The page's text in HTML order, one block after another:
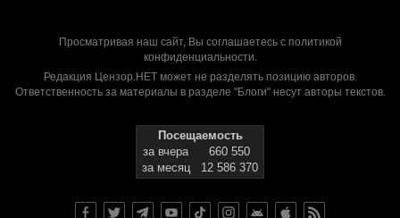
Просматривая наш сайт, Вы соглашаетесь с политикой
конфиденциальности.
Редакция Цензор.НЕТ может не разделять позицию авторов.
Ответственность за материалы в разделе "Блоги" несут авторы текстов.
Посещаемость
за вчера
660 550
за месяц
12 586 370